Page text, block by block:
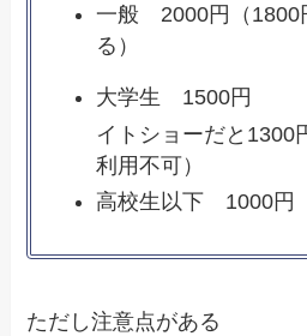
一般 2000円（1800
る）
大学生 1500
イトショーだと1300
利用不可）
高校生以下 1000円
ただし注意点がある